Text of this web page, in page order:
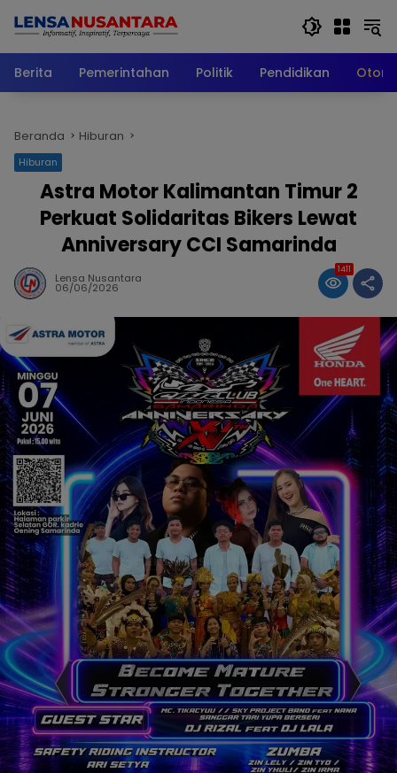
Berita
Pemerintahan Politik Pendidikan
Beranda Hiburan
Hiburan
Astra Motor Kalimantan Timur 2
Perkuat Solidaritas Bikers Lewat
Anniversary CCI Samarinda
Lensa Nusantara
06/06/2026
1411